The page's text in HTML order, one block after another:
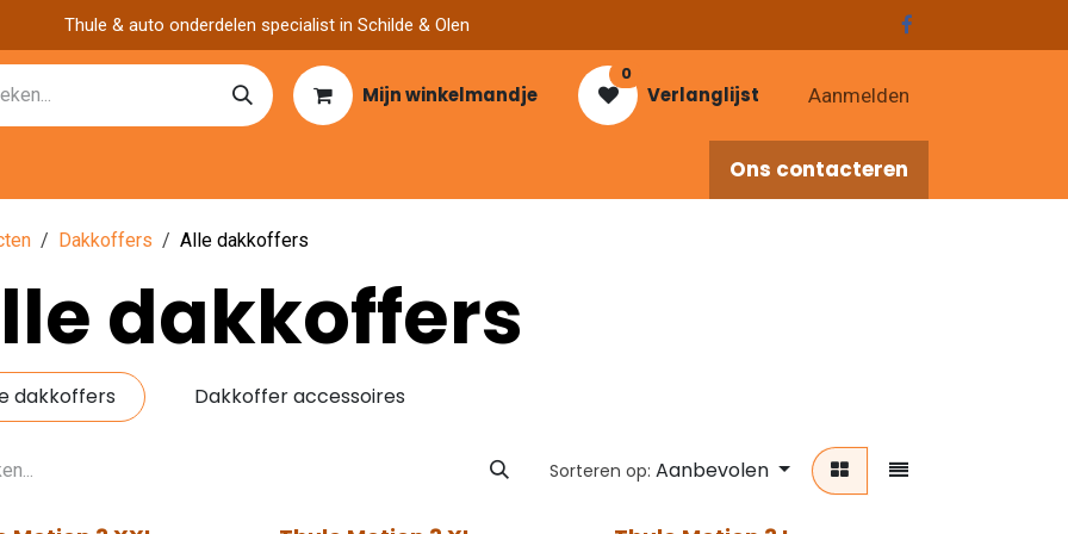
Thule & auto onderdelen specialist in Schilde & Olen
Mijn winkelmandje
0
Verlanglijst Aanmelden
Ons contacteren
Dakkoffers Alle dakkoffers
dakkoffers
dakkoffers Dakkoffer accessoires
Sorteren op: Aanbevolen